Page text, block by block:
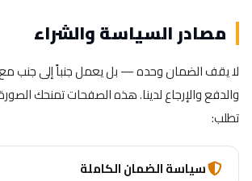
مصادر السياسة والشراء
لا يقف الضمان وحده — بل يعمل جنباً إلى جنب
والدفع والإرجاع لدينا. هذه الصفحات تمنحك
تطلب:
سياسة الضمان الكاملة